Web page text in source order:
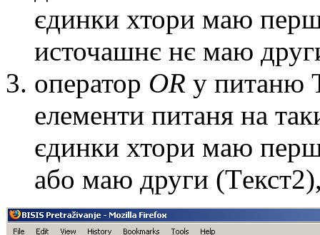
єдинки хтори маю
источашнє нє маю
опeратор OR у питаню
eлeмeнти питаня на
єдинки хтори маю
або маю други